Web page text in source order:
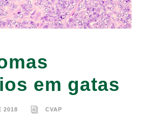
em gatas
2018
CVAP